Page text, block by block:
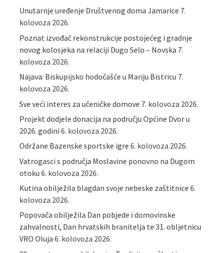
Unutarnje uređenje Društvenog doma Jamarice 7.
kolovoza 2026.
Poznat izvođač rekonstrukcije postojećeg i gradnje
novog kolosjeka na relaciji Dugo Selo – Novska 7.
kolovoza 2026.
Najava: Biskupijsko hodočašće u Mariju Bistricu 7.
kolovoza 2026.
Sve veći interes za učeničke domove 7. kolovoza 2026.
Projekt dodjele donacija na području Općine Dvor u
2026. godini 6. kolovoza 2026.
Održane Bazenske sportske igre 6. kolovoza 2026.
Vatrogasci s područja Moslavine ponovno na Dugom
otoku 6. kolovoza 2026.
Kutina obilježila blagdan svoje nebeske zaštitnice 6.
kolovoza 2026.
Popovača obilježila Dan pobjede i domovinske
zahvalnosti, Dan hrvatskih branitelja te 31. obljetnicu
VRO Oluja 6. kolovoza 2026.